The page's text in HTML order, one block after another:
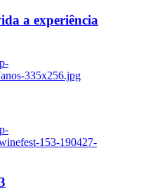
a experiência
335x256.jpg
153-190427-